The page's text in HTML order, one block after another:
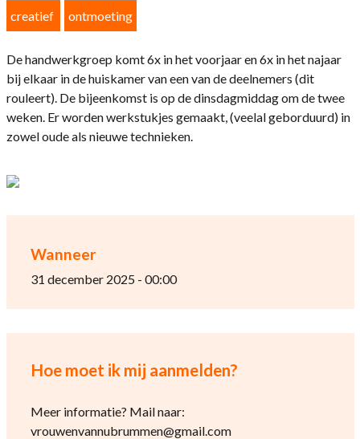
Wanneer
31 december 2025 - 00:00
Hoe moet ik mij aanmelden?
Meer informatie? Mail naar:
vrouwenvannubrummen@gmail.com
creatief ontmoeting
De handwerkgroep komt 6x in het voorjaar en 6x in het najaar
bij elkaar in de huiskamer van een van de deelnemers (dit
rouleert). De bijeenkomst is op de dinsdagmiddag om de twee
weken. Er worden werkstukjes gemaakt, (veelal geborduurd) in
zowel oude als nieuwe technieken.